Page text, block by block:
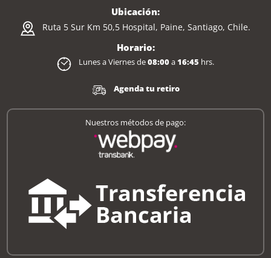
Ubicación:
Ruta 5 Sur Km 50,5 Hospital, Paine, Santiago, Chile.
Horario:
Lunes a Viernes de08:00a16:45 hrs.
Agenda tu retiro
Nuestros métodos de pago: